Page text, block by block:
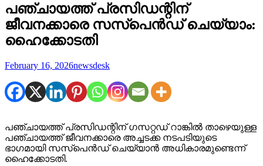
പഞ്ചായത്ത് പ്രസിഡന്റിന്
ജീവനക്കാരെ സസ്പെൻഡ് ചെയ്യാം:
ഹൈക്കോടതി
February 16, 2026newsdesk
പഞ്ചായത്ത് പ്രസിഡന്റിന് ഗസറ്റഡ് റാങ്കില്‍ താഴെയുള്ള
പഞ്ചായത്ത് ജീവനക്കാരെ അച്ചടക്ക നടപടിയുടെ
ഭാഗമായി സസ്പെൻഡ് ചെയ്യാൻ അധികാരമുണ്ടെന്ന്
ഹൈക്കോടതി.